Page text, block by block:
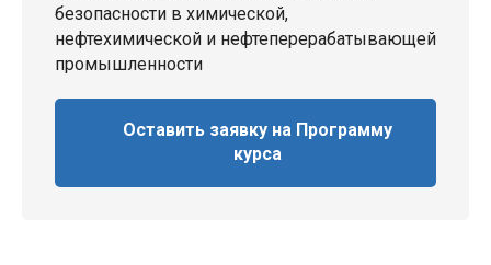
безопасности в химической,
нефтехимической и нефтеперерабатывающей
промышленности
Оставить заявку на Программу
курса